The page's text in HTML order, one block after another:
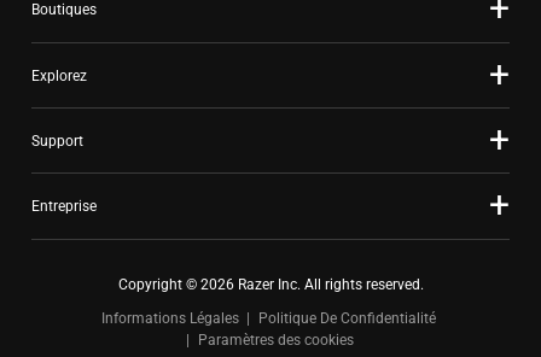
Boutiques
Explorez
Support
Entreprise
Copyright © 2026 Razer Inc. All rights reserved.
Informations Légales
Politique De Confidentialité
Paramètres des cookies